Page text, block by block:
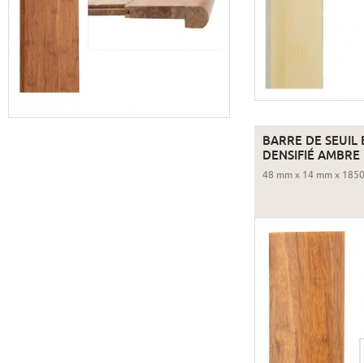
BARRE DE SEUIL
DENSIFIÉ AMBRE
48 mm x 14 mm x